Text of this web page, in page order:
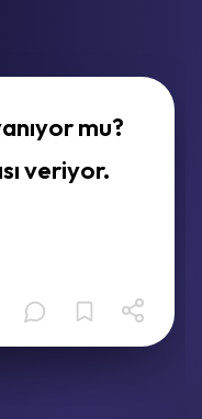
mu?
veriyor.